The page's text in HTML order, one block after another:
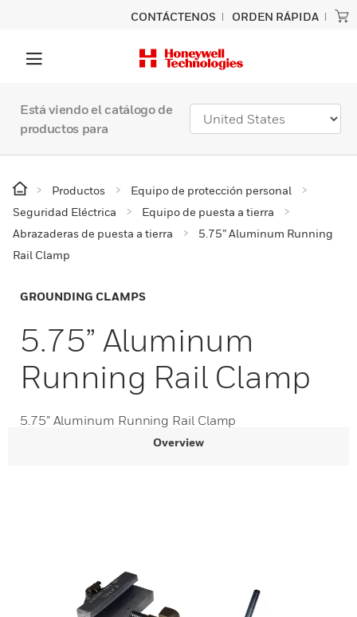
CONTÁCTENOS ORDEN RÁPIDA
Está viendo el catálogo de
productos para
Productos
Equipo de protección personal
Seguridad Eléctrica
Equipo de puesta a tierra
Abrazaderas de puesta a tierra
5.75” Aluminum Running
Rail Clamp
GROUNDING CLAMPS
5.75” Aluminum
Running Rail Clamp
5.75” Aluminum Running Rail Clamp
Overview